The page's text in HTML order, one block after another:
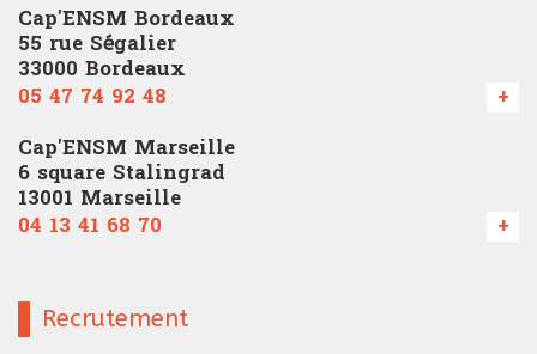
Cap'ENSM Bordeaux
55 rue Ségalier
33000 Bordeaux
05 47 74 92 48
+
Cap'ENSM Marseille
6 square Stalingrad
13001 Marseille
04 13 41 68 70 +
Recrutement